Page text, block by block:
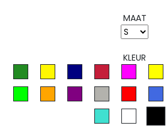
MAAT
KLEUR